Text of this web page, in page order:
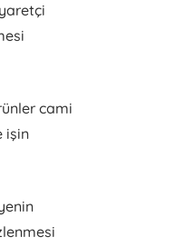
cami
işin